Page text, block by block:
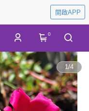
開啟APP
0
1/4